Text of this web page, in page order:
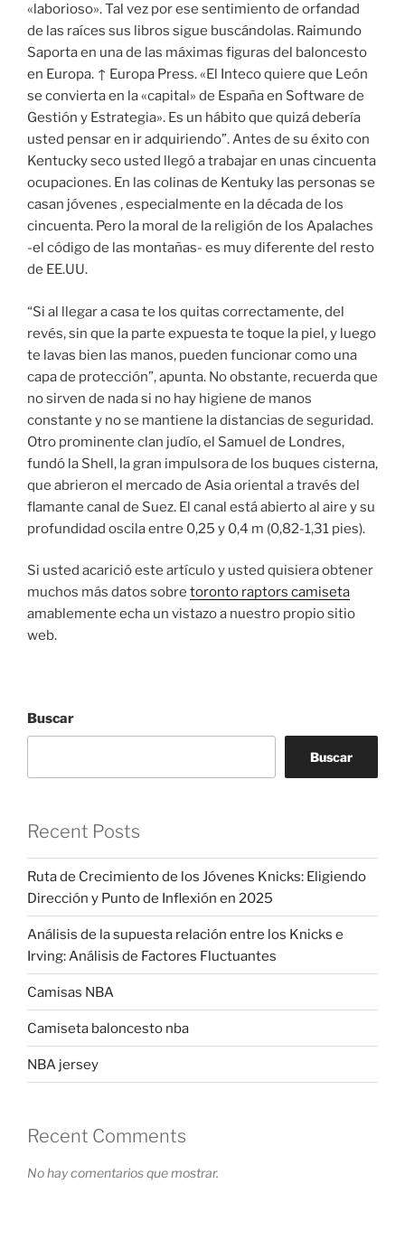
«laborioso». Tal vez por ese sentimiento de orfandad
de las raíces sus libros sigue buscándolas. Raimundo
Saporta en una de las máximas figuras del baloncesto
en Europa. ↑ Europa Press. «El Inteco quiere que León
se convierta en la «capital» de España en Software de
Gestión y Estrategia». Es un hábito que quizá debería
usted pensar en ir adquiriendo”. Antes de su éxito con
Kentucky seco usted llegó a trabajar en unas cincuenta
ocupaciones. En las colinas de Kentuky las personas se
casan jóvenes , especialmente en la década de los
cincuenta. Pero la moral de la religión de los Apalaches
-el código de las montañas- es muy diferente del resto
de EE.UU.
“Si al llegar a casa te los quitas correctamente, del
revés, sin que la parte expuesta te toque la piel, y luego
te lavas bien las manos, pueden funcionar como una
capa de protección”, apunta. No obstante, recuerda que
no sirven de nada si no hay higiene de manos
constante y no se mantiene la distancias de seguridad.
Otro prominente clan judío, el Samuel de Londres,
fundó la Shell, la gran impulsora de los buques cisterna,
que abrieron el mercado de Asia oriental a través del
flamante canal de Suez. El canal está abierto al aire y su
profundidad oscila entre 0,25 y 0,4 m (0,82-1,31 pies).
Si usted acarició este artículo y usted quisiera obtener
muchos más datos sobre toronto raptors camiseta
amablemente echa un vistazo a nuestro propio sitio
web.
Buscar
Buscar
Recent Posts
Ruta de Crecimiento de los Jóvenes Knicks: Eligiendo
Dirección y Punto de Inflexión en 2025
Análisis de la supuesta relación entre los Knicks e
Irving: Análisis de Factores Fluctuantes
Camisas NBA
Camiseta baloncesto nba
NBA jersey
Recent Comments
No hay comentarios que mostrar.